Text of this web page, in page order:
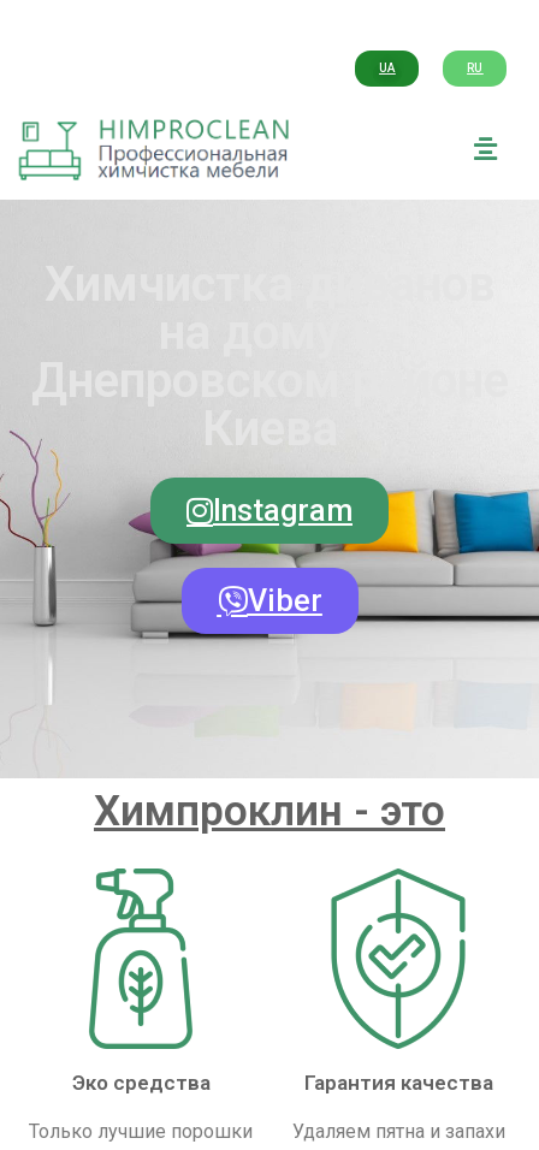
UA RU
Днепровском районе
Instagram
Viber
Химпроклин - это
Эко средства
Только лучшие порошки
Гарантия качества
Удаляем пятна и запахи